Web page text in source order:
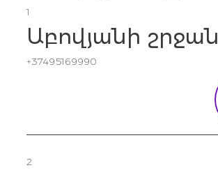
1
Աբովյանի շրջան
+37495169990
2